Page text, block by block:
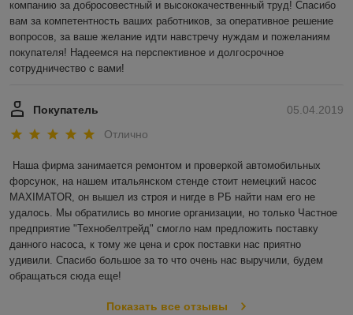
компанию за добросовестный и высококачественный труд! Спасибо
вам за компетентность ваших работников, за оперативное решение
вопросов, за ваше желание идти навстречу нуждам и пожеланиям
покупателя! Надеемся на перспективное и долгосрочное
сотрудничество с вами!
05.04.2019
Покупатель
Отлично
Наша фирма занимается ремонтом и проверкой автомобильных
форсунок, на нашем итальянском стенде стоит немецкий насос
MAXIMATOR, он вышел из строя и нигде в РБ найти нам его не
удалось. Мы обратились во многие организации, но только Частное
предприятие "Технобелтрейд" смогло нам предложить поставку
данного насоса, к тому же цена и срок поставки нас приятно
удивили. Спасибо большое за то что очень нас выручили, будем
обращаться сюда еще!
Показать все отзывы